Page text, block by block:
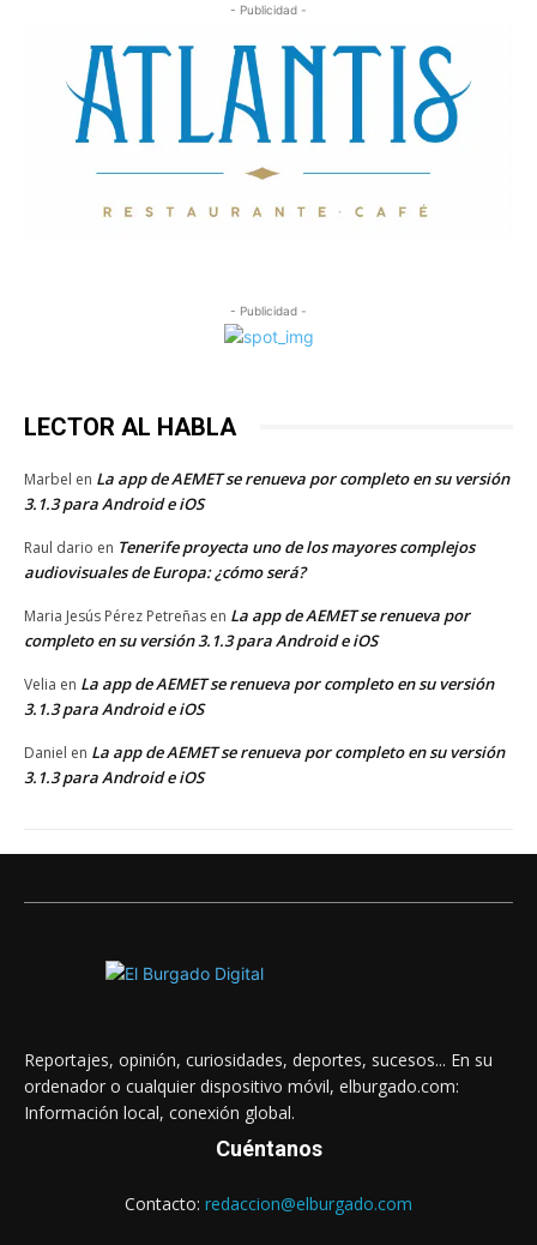
- Publicidad -
- Publicidad -
LECTOR AL HABLA
Marbel en La app de AEMET se renueva por completo en su versión
3.1.3 para Android e iOS
Raul dario en Tenerife proyecta uno de los mayores complejos
audiovisuales de Europa: ¿cómo será?
Maria Jesús Pérez Petreñas en La app de AEMET se renueva por
completo en su versión 3.1.3 para Android e iOS
Velia en La app de AEMET se renueva por completo en su versión
3.1.3 para Android e iOS
Daniel en La app de AEMET se renueva por completo en su versión
3.1.3 para Android e iOS
Reportajes, opinión, curiosidades, deportes, sucesos... En su
ordenador o cualquier dispositivo móvil, elburgado.com:
Información local, conexión global.
Cuéntanos
Contacto: redaccion@elburgado.com